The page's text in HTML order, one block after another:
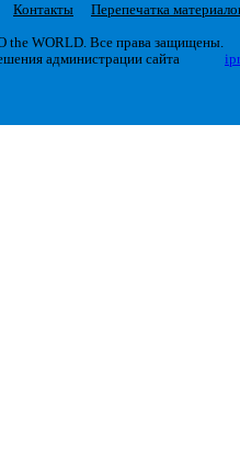
Контакты
Перепечатка
the WORLD. Все права защищены.
администрации сайта